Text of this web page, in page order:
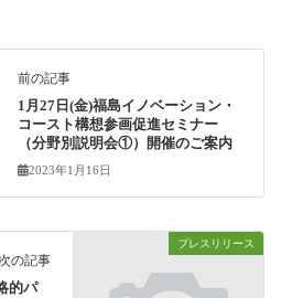
前の記事
1月27日(金)福島イノベーション・
コースト構想参画促進セミナー
（分野別説明会①）開催のご案内
2023年1月16日
プレスリリース
次の記事
的パ